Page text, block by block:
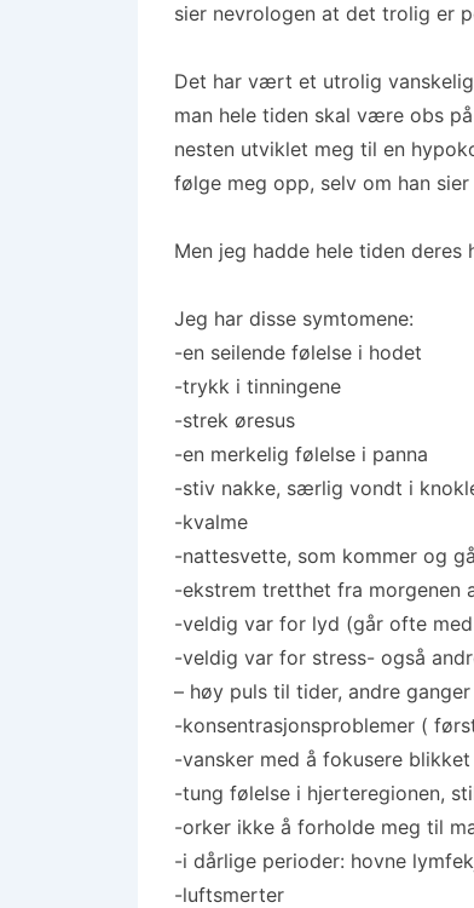
sier nevrologen at det trolig er
Det har vært et utrolig
man hele tiden skal være obs
nesten utviklet meg til en
følge meg opp, selv om han
Men jeg hadde hele tiden
Jeg har disse symtomene:
-en seilende følelse i hodet
-trykk i tinningene
-strek øresus
-en merkelig følelse i panna
-stiv nakke, særlig vondt i
-kvalme
-nattesvette, som kommer og
-ekstrem tretthet fra morgenen
-veldig var for lyd (går ofte
-veldig var for stress- også
– høy puls til tider, andre
-konsentrasjonsproblemer (
-vansker med å fokusere blikket
-tung følelse i hjerteregionen,
-orker ikke å forholde meg til
-i dårlige perioder: hovne
-luftsmerter